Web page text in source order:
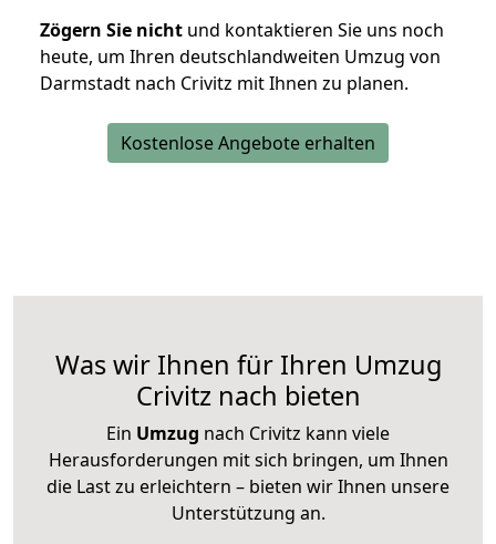
Zögern Sie nicht und kontaktieren Sie uns noch
heute, um Ihren deutschlandweiten Umzug von
Darmstadt nach Crivitz mit Ihnen zu planen.
Kostenlose Angebote erhalten
Was wir Ihnen für Ihren Umzug
Crivitz nach bieten
Ein Umzug nach Crivitz kann viele
Herausforderungen mit sich bringen, um Ihnen
die Last zu erleichtern – bieten wir Ihnen unsere
Unterstützung an.